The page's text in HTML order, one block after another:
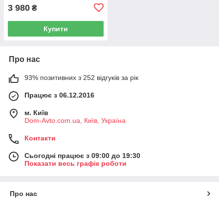
3 980 ₴
Купити
Про нас
93% позитивних з 252 відгуків за рік
Працює з 06.12.2016
м. Київ
Dom-Avto.com.ua, Київ, Україна
Контакти
Сьогодні працює з 09:00 до 19:30
Показати весь графік роботи
Про нас